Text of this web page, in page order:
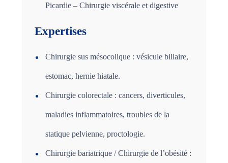
Picardie – Chirurgie viscérale et digestive
Expertises
Chirurgie sus mésocolique : vésicule biliaire,
estomac, hernie hiatale.
Chirurgie colorectale : cancers, diverticules,
maladies inflammatoires, troubles de la
statique pelvienne, proctologie.
Chirurgie bariatrique / Chirurgie de l’obésité :